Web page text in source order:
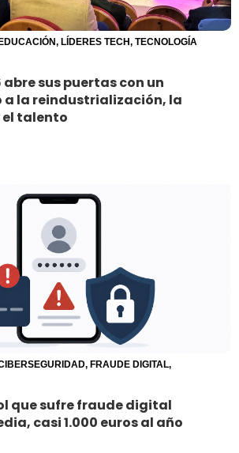
EDUCACIÓN, LÍDERES TECH, TECNOLOGÍA
abre sus puertas con un
la reindustrialización, la
talento
, FRAUDE DIGITAL,
que sufre fraude digital
casi 1.000 euros al año